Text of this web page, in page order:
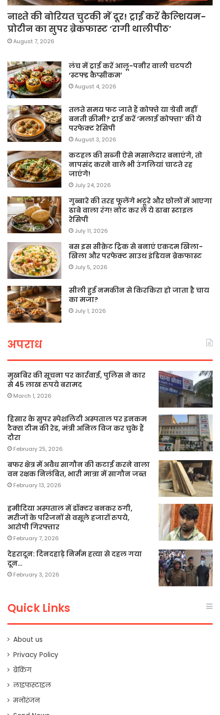
नाश्ते की बोरियत चुटकी में दूर! ट्राई करें कैल्शियम-
प्रोटीन का सुपर ब्रेकफास्ट ‘रागी थालीपीठ’
August 7, 2026
लंच में ट्राई करें आलू-पनीर वाली चटपटी
‘स्टफ्ड कैप्सीकम’
August 4, 2026
तलते समय फट जाते हैं कोफ्ते या ग्रेवी नहीं
बनती क्रीमी? ट्राई करें ‘मलाई कोफ्ता’ की ये
परफेक्ट रेसिपी
August 3, 2026
कटहल की सब्जी ऐसे मसालेदार बनाएंगे, तो
नापसंद करने वाले भी उंगलियां चाटते रह
जाएंगे!
July 24, 2026
गुब्बारे की तरह फूलेंगे भटूरे और छोलों में आएगा
ढाबे वाला रंग! नोट कर लें ये ढाबा स्टाइल
रेसिपी
July 11, 2026
बस इस सीक्रेट ट्रिक से बनाएं एकदम खिला-
खिला और परफेक्ट साउथ इंडियन ब्रेकफास्ट
July 5, 2026
सीली हुई नमकीन से किरकिरा हो जाता है चाय
का मजा?
July 1, 2026
अपराध
मुखबिर की सूचना पर कार्रवाई, पुलिस ने कार
से 45 लाख रुपये बरामद
March 1, 2026
हिसार के सुपर स्पेशलिटी अस्पताल पर इनकम
टैक्स टीम की रेड, मंत्री अनिल विज कर चुके हैं
दौरा
February 25, 2026
बफर क्षेत्र में अवैध सागौन की कटाई करने वाला
वन रक्षक निलंबित, भारी मात्रा में सागौन जब्त
February 13, 2026
हमीदिया अस्पताल में डॉक्टर बनकर ठगी,
मरीजों के परिजनों से वसूले हजारों रुपये,
आरोपी गिरफ्तार
February 7, 2026
देहरादून: दिनदहाड़े निर्मम हत्या से दहल गया
दून…
February 3, 2026
Quick Links
About us
Privacy Policy
ब्रेकिंग
लाइफस्टाइल
मनोरंजन